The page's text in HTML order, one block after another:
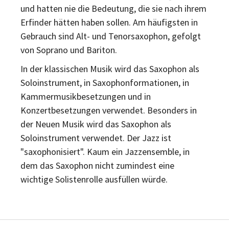
und hatten nie die Bedeutung, die sie nach ihrem
Erfinder hätten haben sollen. Am häufigsten in
Gebrauch sind Alt- und Tenorsaxophon, gefolgt
von Soprano und Bariton.
In der klassischen Musik wird das Saxophon als
Soloinstrument, in Saxophonformationen, in
Kammermusikbesetzungen und in
Konzertbesetzungen verwendet. Besonders in
der Neuen Musik wird das Saxophon als
Soloinstrument verwendet. Der Jazz ist
"saxophonisiert". Kaum ein Jazzensemble, in
dem das Saxophon nicht zumindest eine
wichtige Solistenrolle ausfüllen würde.